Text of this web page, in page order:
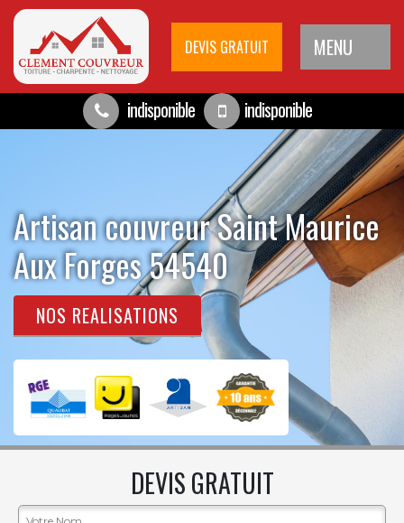
DEVIS GRATUIT MENU
indisponible indisponible
Artisan couvreur Saint Maurice
Aux Forges 54540
NOS REALISATIONS
DEVIS GRATUIT